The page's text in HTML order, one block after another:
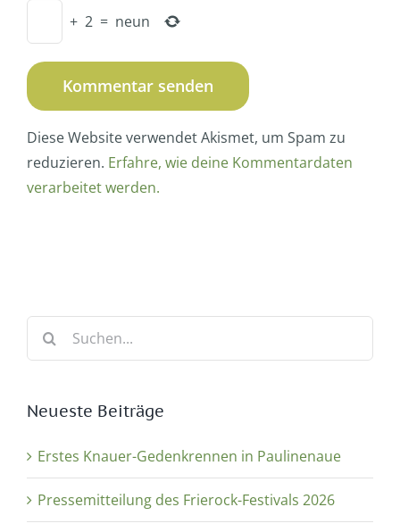
+ 2 = neun
Diese Website verwendet Akismet, um Spam zu
reduzieren. Erfahre, wie deine Kommentardaten
verarbeitet werden.
Suche
Neueste Beiträge
Erstes Knauer-Gedenkrennen in Paulinenaue
Pressemitteilung des Frierock-Festivals 2026